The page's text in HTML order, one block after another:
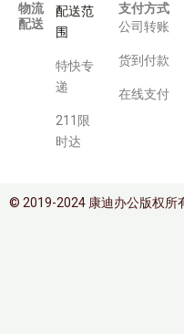
物流
配送
配送范
围
特快专
递
211限
时达
支付方式
公司转账
货到付款
在线支付
© 2019-2024 康迪办公版